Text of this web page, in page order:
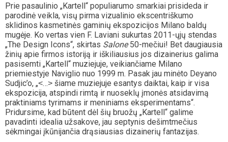
Prie pasaulinio „Kartell“ populiarumo smarkiai prisideda ir
parodinė veikla, visų pirma vizualinio ekscentriškumo
sklidinos kasmetinės gaminių ekspozicijos Milano baldų
mugėje. Ko vertas vien F. Laviani sukurtas 2011-ųjų stendas
„The Design Icons“, skirtas Salone50-mečiui! Bet daugiausia
žinių apie firmos istoriją ir iškiliausius jos dizainerius galima
pasisemti „Kartell“ muziejuje, veikiančiame Milano
priemiestyje Naviglio nuo 1999 m. Pasak jau minėto Deyano
Sudjic’o, „˂…˃ šiame muziejuje esantys daiktai, kaip ir visa
ekspozicija, atspindi rimtą ir nuoseklų įmonės atsidavimą
praktiniams tyrimams ir meniniams eksperimentams“.
Pridursime, kad būtent dėl šių bruožų „Kartell“ galime
pavadinti idealia užsakove, jau septynis dešimtmečius
sėkmingai įkūnijančia drąsiausias dizainerių fantazijas.